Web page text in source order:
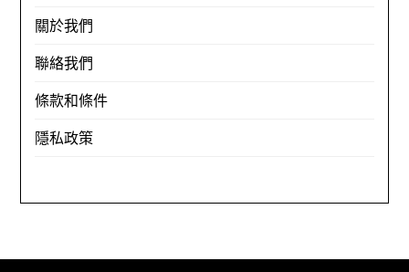
關於我們
聯絡我們
條款和條件
隱私政策